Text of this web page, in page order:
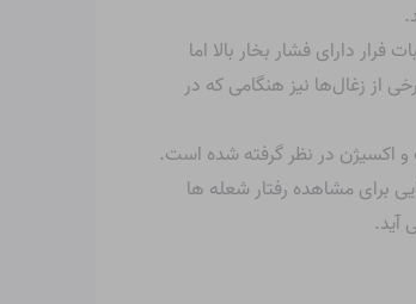
دارای فشار بخار بالا اما
از زغال‌ها نیز هنگامی که در
و اکسیژن در نظر گرفته شده است.
برای مشاهده رفتار شعله ها
آید.